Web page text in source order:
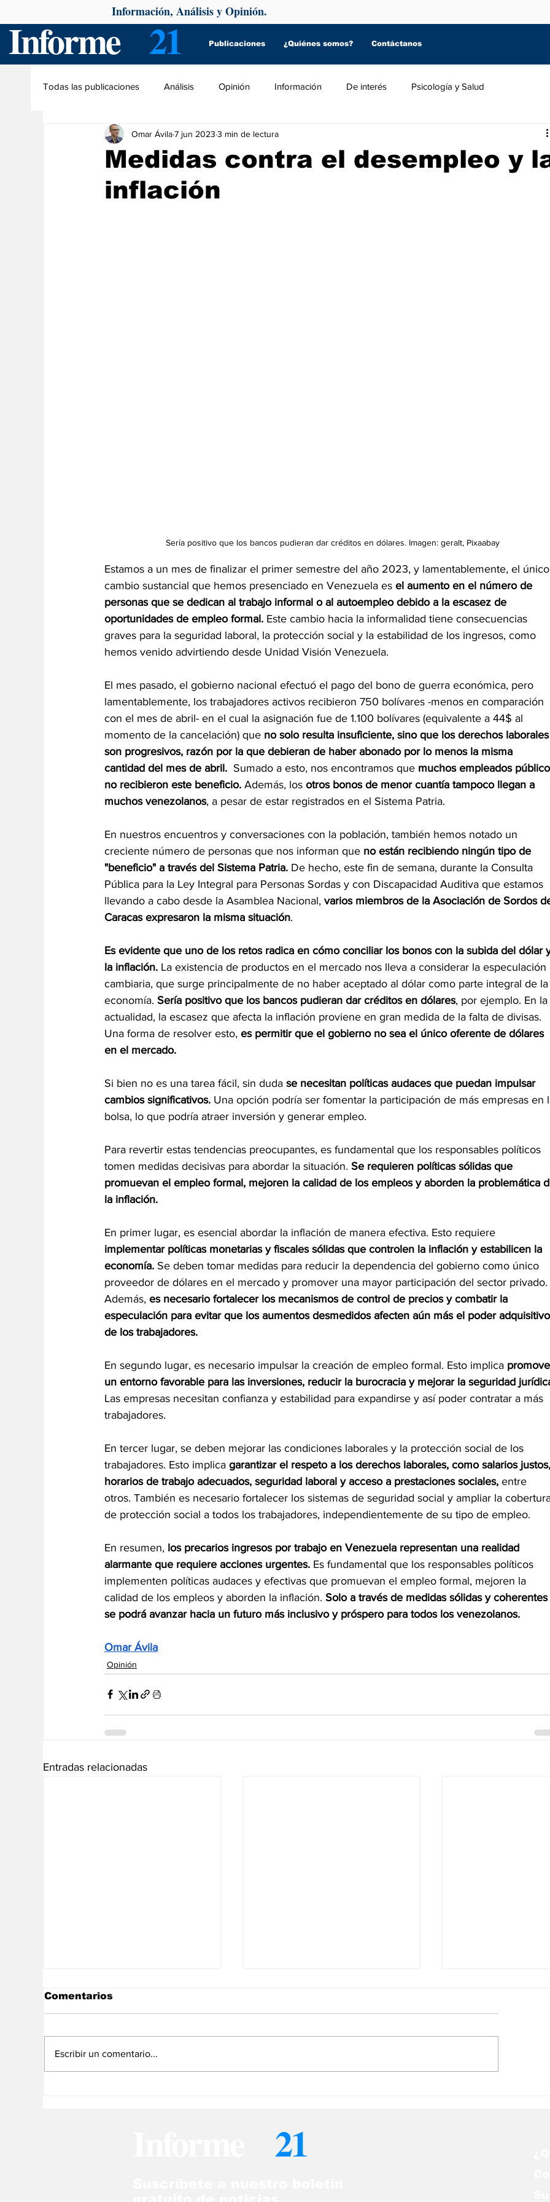
Informe 21 Publicaciones ¿Quiénes somos? Contáctanos
Información, Análisis y Opinión.
Todas las publicaciones Análisis Opinión Información De interés Psicología y Salud
Medidas contra el desempleo y
inflación
Omar Ávila7 jun 2023 3 min de lectura
Sería positivo que los bancos pudieran dar créditos en dólares. Imagen: geralt, Pixaabay
Estamos a un mes de finalizar el primer semestre del año 2023, y lamentablemente, el
cambio sustancial que hemos presenciado en Venezuela es el aumento en el número de
personas que se dedican al trabajo informal o al autoempleo debido a la escasez de
oportunidades de empleo formal. Este cambio hacia la informalidad tiene consecuencias
graves para la seguridad laboral, la protección social y la estabilidad de los ingresos, como
hemos venido advirtiendo desde Unidad Visión Venezuela.
El mes pasado, el gobierno nacional efectuó el pago del bono de guerra económica, pero
lamentablemente, los trabajadores activos recibieron 750 bolívares -menos en comparación
con el mes de abril- en el cual la asignación fue de 1.100 bolívares (equivalente a 44$ al
momento de la cancelación) que no solo resulta insuficiente, sino que los derechos
son progresivos, razón por la que debieran de haber abonado por lo menos la misma
cantidad del mes de abril. Sumado a esto, nos encontramos que muchos empleados
no recibieron este beneficio. Además, los otros bonos de menor cuantía tampoco llegan a
muchos venezolanos, a pesar de estar registrados en el Sistema Patria.
En nuestros encuentros y conversaciones con la población, también hemos notado un
creciente número de personas que nos informan que no están recibiendo ningún tipo de
"beneficio" a través del Sistema Patria. De hecho, este fin de semana, durante la Consulta
Pública para la Ley Integral para Personas Sordas y con Discapacidad Auditiva que estamos
llevando a cabo desde la Asamblea Nacional, varios miembros de la Asociación de Sordos
Caracas expresaron la misma situación.
Es evidente que uno de los retos radica en cómo conciliar los bonos con la subida del dólar
la inflación. La existencia de productos en el mercado nos lleva a considerar la especulación
cambiaria, que surge principalmente de no haber aceptado al dólar como parte integral de
economía. Sería positivo que los bancos pudieran dar créditos en dólares, por ejemplo. En la
actualidad, la escasez que afecta la inflación proviene en gran medida de la falta de divisas.
Una forma de resolver esto, es permitir que el gobierno no sea el único oferente de dólares
en el mercado.
Si bien no es una tarea fácil, sin duda se necesitan políticas audaces que puedan impulsar
cambios significativos. Una opción podría ser fomentar la participación de más empresas en
bolsa, lo que podría atraer inversión y generar empleo.
Para revertir estas tendencias preocupantes, es fundamental que los responsables políticos
tomen medidas decisivas para abordar la situación. Se requieren políticas sólidas que
promuevan el empleo formal, mejoren la calidad de los empleos y aborden la problemática
la inflación.
En primer lugar, es esencial abordar la inflación de manera efectiva. Esto requiere
implementar políticas monetarias y fiscales sólidas que controlen la inflación y estabilicen la
economía. Se deben tomar medidas para reducir la dependencia del gobierno como único
proveedor de dólares en el mercado y promover una mayor participación del sector privado.
Además, es necesario fortalecer los mecanismos de control de precios y combatir la
especulación para evitar que los aumentos desmedidos afecten aún más el poder
de los trabajadores.
En segundo lugar, es necesario impulsar la creación de empleo formal. Esto implica
un entorno favorable para las inversiones, reducir la burocracia y mejorar la seguridad
Las empresas necesitan confianza y estabilidad para expandirse y así poder contratar a más
trabajadores.
En tercer lugar, se deben mejorar las condiciones laborales y la protección social de los
trabajadores. Esto implica garantizar el respeto a los derechos laborales, como salarios
horarios de trabajo adecuados, seguridad laboral y acceso a prestaciones sociales, entre
otros. También es necesario fortalecer los sistemas de seguridad social y ampliar la
de protección social a todos los trabajadores, independientemente de su tipo de empleo.
En resumen, los precarios ingresos por trabajo en Venezuela representan una realidad
alarmante que requiere acciones urgentes. Es fundamental que los responsables políticos
implementen políticas audaces y efectivas que promuevan el empleo formal, mejoren la
calidad de los empleos y aborden la inflación. Solo a través de medidas sólidas y coherentes
se podrá avanzar hacia un futuro más inclusivo y próspero para todos los venezolanos.
Omar Ávila
Opinión
Entradas relacionadas
Comentarios
Escribir un comentario...
21